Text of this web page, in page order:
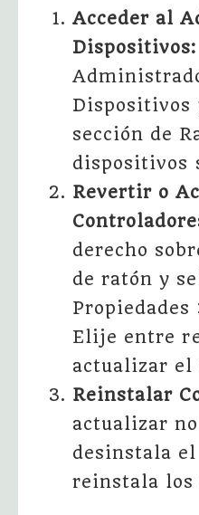
Acceder al
Dispositivos:
Dispositivos
sección de
dispositivos
Revertir o
derecho
de ratón y
Propiedades
Elije entre
actualizar el
Reinstalar
actualizar
desinstala
reinstala los